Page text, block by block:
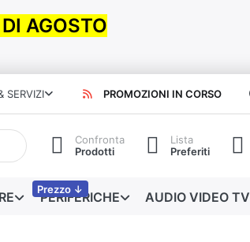
AGOSTO
SERVIZI PROMOZIONI IN CORSO
Confronta
Prodotti
Lista
Preferiti
PERIFERICHE
Prezzo ↓
AUDIO VIDEO TV